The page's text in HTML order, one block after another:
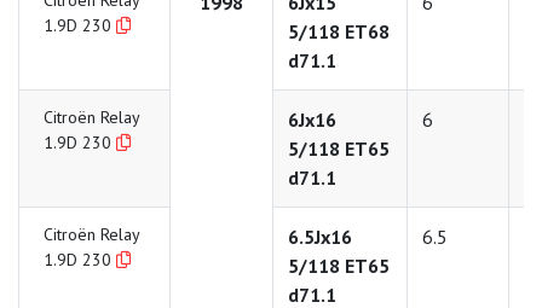
1.9D 230
5/118 ET68
d71.1
Citroën Relay
1.9D 230
6Jx16
5/118 ET65
d71.1
6
Citroën Relay
1.9D 230
6.5Jx16
5/118 ET65
d71.1
6.5